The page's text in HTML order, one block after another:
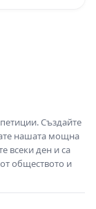
Създайте
нашата мощна
всеки ден и са
обществото и